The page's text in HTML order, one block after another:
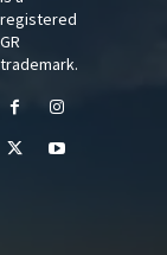
registered
GR
trademark.